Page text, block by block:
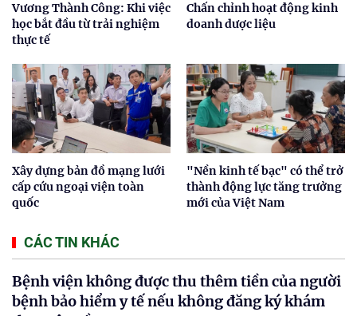
Vương Thành Công: Khi việc
học bắt đầu từ trải nghiệm
thực tế
Chấn chỉnh hoạt động kinh
doanh dược liệu
Xây dựng bản đồ mạng lưới
cấp cứu ngoại viện toàn
quốc
"Nền kinh tế bạc" có thể trở
thành động lực tăng trưởng
mới của Việt Nam
CÁC TIN KHÁC
Bệnh viện không được thu thêm tiền của người
bệnh bảo hiểm y tế nếu không đăng ký khám